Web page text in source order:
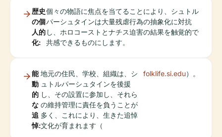
歴史
の個
人的
化:
個々の物語に焦点を当てることにより、シュトル
パーシュタインは大量残虐行為の抽象化に対抗
し、ホロコーストとナチス迫害の結果を触覚的で
共感できるものにします。
能
動
的
な
追
悼:
地元の住民、学校、組織は、シ
ュトルパーシュタインを後援
し、その設置に参加し、それら
の維持管理に責任を負うことが
多く、これにより、生きた追悼
文化が育まれます（
folklife.si.edu）。